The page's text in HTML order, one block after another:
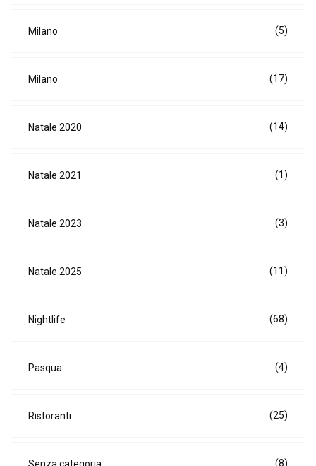
Milano (5)
Milano (17)
Natale 2020 (14)
Natale 2021 (1)
Natale 2023 (3)
Natale 2025 (11)
Nightlife (68)
Pasqua (4)
Ristoranti (25)
(8)